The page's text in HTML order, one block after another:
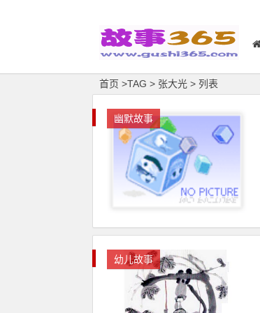
首页 >TAG > 张大光 > 列表
幽默故事
幼儿故事